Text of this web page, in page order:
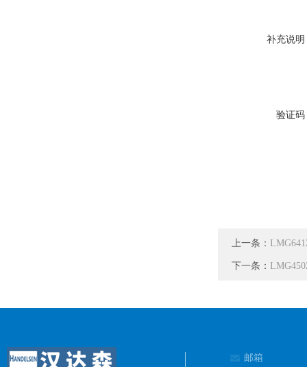
补充说明
验证码
上一条：
下一条：
邮箱